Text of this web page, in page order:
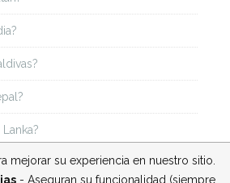
mejorar su experiencia en nuestro sitio.
- Aseguran su funcionalidad (siempre